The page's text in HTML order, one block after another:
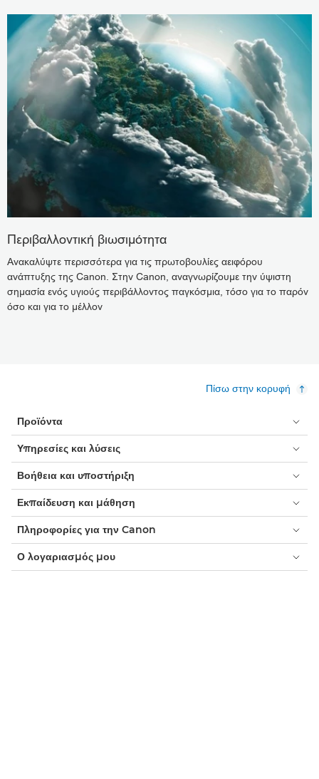
Περιβαλλοντική βιωσιμότητα
Ανακαλύψτε περισσότερα για τις πρωτοβουλίες αειφόρου
ανάπτυξης της Canon. Στην Canon, αναγνωρίζουμε την ύψιστη
σημασία ενός υγιούς περιβάλλοντος παγκόσμια, τόσο για το παρόν
όσο και για το μέλλον
Πίσω στην κορυφή
Προϊόντα
Υπηρεσίες και λύσεις
Βοήθεια και υποστήριξη
Εκπαίδευση και μάθηση
Πληροφορίες για την Canon
Ο λογαριασμός μου